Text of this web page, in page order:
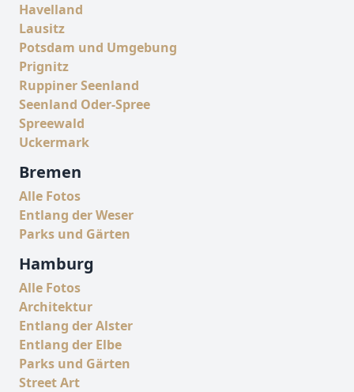
Havelland
Lausitz
Potsdam und Umgebung
Prignitz
Ruppiner Seenland
Seenland Oder-Spree
Spreewald
Uckermark
Bremen
Alle Fotos
Entlang der Weser
Parks und Gärten
Hamburg
Alle Fotos
Architektur
Entlang der Alster
Entlang der Elbe
Parks und Gärten
Street Art